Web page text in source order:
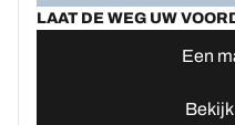
LAAT DE WEG UW
Een